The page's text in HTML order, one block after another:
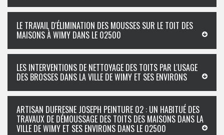
LE TRAVAIL D'ÉLIMINATION DES MOUSSES SUR LE TOIT DES
MAISONS À WIMY DANS LE 02500
LES INTERVENTIONS DE NETTOYAGE DES TOITS PAR L'USAGE
DES BROSSES DANS LA VILLE DE WIMY ET SES ENVIRONS
ARTISAN DUFRESNE JOSEPH PEINTURE 02 : UN HABITUÉ DES
TRAVAUX DE DÉMOUSSAGE DES TOITS DES MAISONS DANS LA
VILLE DE WIMY ET SES ENVIRONS DANS LE 02500